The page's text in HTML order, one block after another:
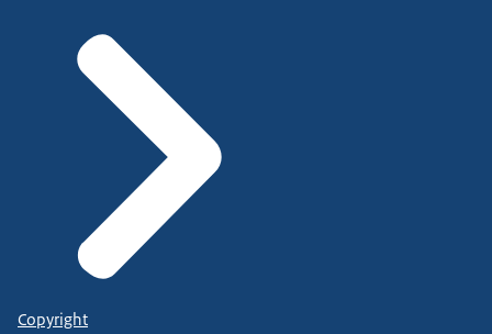
Copyright